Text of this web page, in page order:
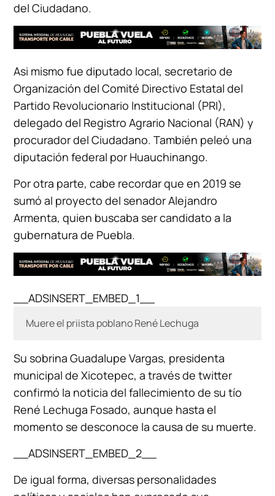
del Ciudadano.
Asi mismo fue diputado local, secretario de
Organización del Comité Directivo Estatal del
Partido Revolucionario Institucional (PRI),
delegado del Registro Agrario Nacional (RAN) y
procurador del Ciudadano. También peleó una
diputación federal por Huauchinango.
Por otra parte, cabe recordar que en 2019 se
sumó al proyecto del senador Alejandro
Armenta, quien buscaba ser candidato a la
gubernatura de Puebla.
__ADSINSERT_EMBED_1__
Muere el priista poblano René Lechuga
Su sobrina Guadalupe Vargas, presidenta
municipal de Xicotepec, a través de twitter
confirmó la noticia del fallecimiento de su tío
René Lechuga Fosado, aunque hasta el
momento se desconoce la causa de su muerte.
__ADSINSERT_EMBED_2__
De igual forma, diversas personalidades